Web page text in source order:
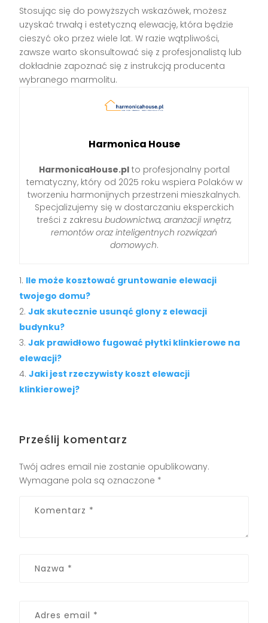
Stosując się do powyższych wskazówek, możesz
uzyskać trwałą i estetyczną elewację, która będzie
cieszyć oko przez wiele lat. W razie wątpliwości,
zawsze warto skonsultować się z profesjonalistą lub
dokładnie zapoznać się z instrukcją producenta
wybranego marmolitu.
Harmonica House
HarmonicaHouse.plto profesjonalny portal
tematyczny, który od 2025 roku wspiera Polaków w
tworzeniu harmonijnych przestrzeni mieszkalnych.
Specjalizujemy się w dostarczaniu eksperckich
treści z zakresu budownictwa, aranżacji wnętrz,
remontów oraz inteligentnych rozwiązań
domowych.
Ile może kosztować gruntowanie elewacji
twojego domu?
Jak skutecznie usunąć glony z elewacji
budynku?
Jak prawidłowo fugować płytki klinkierowe na
elewacji?
Jaki jest rzeczywisty koszt elewacji
klinkierowej?
Prześlij komentarz
Twój adres email nie zostanie opublikowany.
Wymagane pola są oznaczone *